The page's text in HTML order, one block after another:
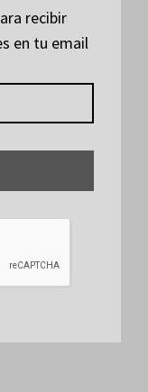
recibir
en tu email